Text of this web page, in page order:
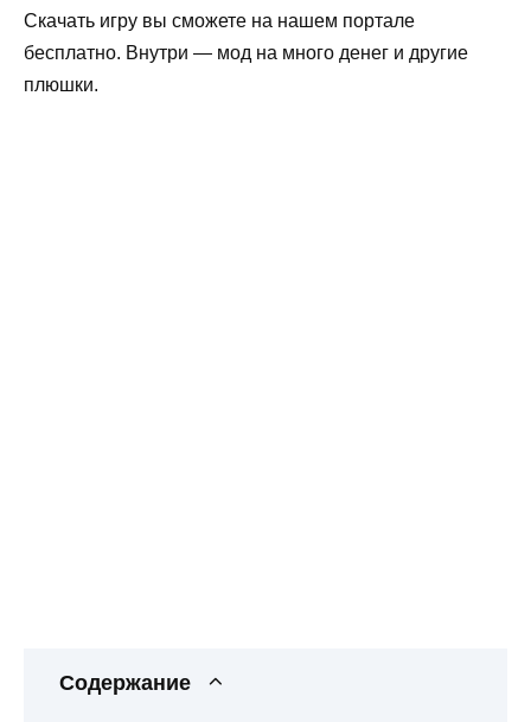
Скачать игру вы сможете на нашем портале
бесплатно. Внутри — мод на много денег и другие
плюшки.
Содержание